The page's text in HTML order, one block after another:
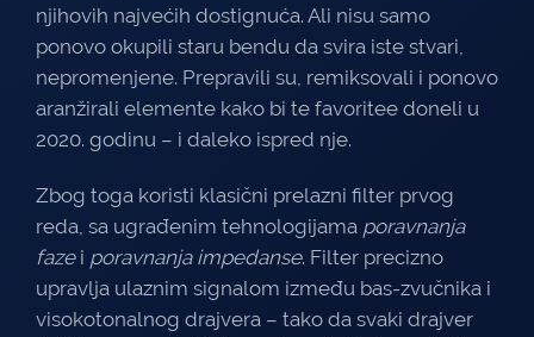
njihovih najvećih dostignuća. Ali nisu samo
ponovo okupili staru bendu da svira iste stvari,
nepromenjene. Prepravili su, remiksovali i ponovo
aranžirali elemente kako bi te favoritee doneli u
2020. godinu – i daleko ispred nje.
Zbog toga koristi klasični prelazni filter prvog
reda, sa ugrađenim tehnologijama poravnanja
fazei poravnanja impedanse. Filter precizno
upravlja ulaznim signalom između bas-zvučnika i
visokotonalnog drajvera – tako da svaki drajver